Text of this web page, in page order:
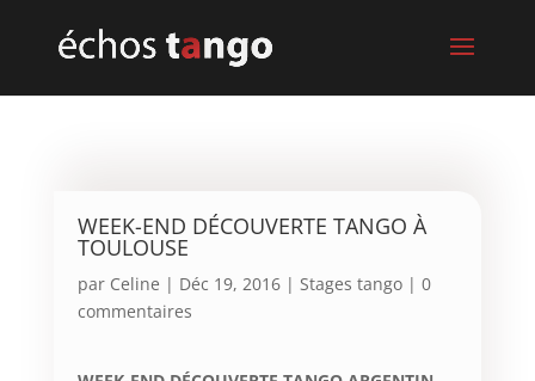
WEEK-END DÉCOUVERTE TANGO À
TOULOUSE
par Celine | Déc 19, 2016| Stages tango| 0
commentaires